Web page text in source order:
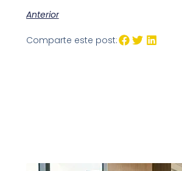
Anterior
Comparte este post: